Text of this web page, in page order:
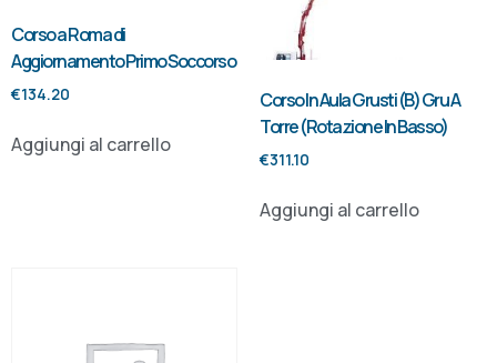
Corso a Roma di
Aggiornamento Primo Soccorso
€134.20
Aggiungi al carrello
Corso In Aula Grusti (B) Gru A
Torre (Rotazione In Basso)
€311.10
Aggiungi al carrello